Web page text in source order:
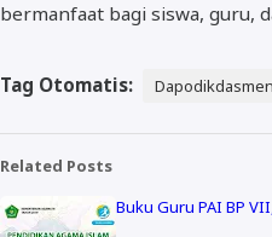
bermanfaat bagi siswa, guru,
Tag Otomatis: Dapodikdasmen
Related Posts
Buku Guru PAI BP